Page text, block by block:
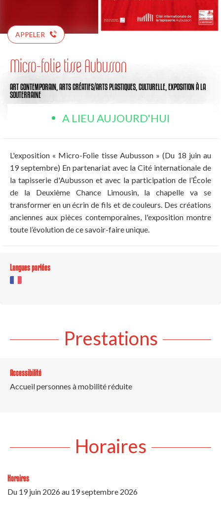
APPELER
Micro-folie tisse Aubusson
ART CONTEMPORAIN, ARTS CRÉATIFS/ARTS PLASTIQUES, CULTURELLE, EXPOSITIONÀ LA
SOUTERRAINE
A LIEU AUJOURD'HUI
L'exposition « Micro-Folie tisse Aubusson » (Du 18 juin au
19 septembre) En partenariat avec la Cité internationale de
la tapisserie d'Aubusson et avec la participation de l’École
de la Deuxième Chance Limousin, la chapelle va se
transformer en un écrin de fils et de couleurs. Des créations
anciennes aux pièces contemporaines, l'exposition montre
toute l’évolution de ce savoir-faire unique.
Langues parlées
Prestations
Accessibilité
Accueil personnes à mobilité réduite
Horaires
Horaires
Du 19 juin 2026au 19 septembre 2026